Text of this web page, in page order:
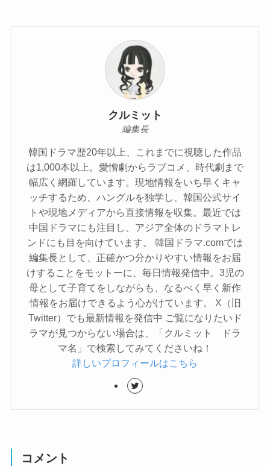
クルミット
編集長
韓国ドラマ歴20年以上、これまでに視聴した作品
は1,000本以上。愛憎劇からラブコメ、時代劇まで
幅広く網羅しています。現地情報をいち早くキャ
ッチするため、ハングルを独学し、韓国公式サイ
トや現地メディアから直接情報を収集。最近では
中国ドラマにも注目し、アジア全体のドラマトレ
ンドにも目を向けています。 韓国ドラマ.comでは
編集長として、正確かつ分かりやすい情報をお届
けすることをモットーに、毎日情報発信中。3児の
母として子育てをしながらも、なるべく早く新作
情報をお届けできるよう心がけています。 X（旧
Twitter）でも最新情報を発信中 ご覧になりたいド
ラマが見つからない場合は、「クルミット ドラ
マ名」で検索してみてくださいね！
詳しいプロフィールはこちら
コメント